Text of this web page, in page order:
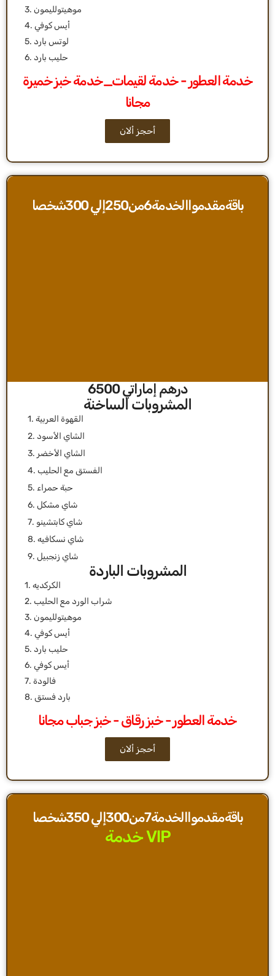
3. موهيتولليمون
4. أيس كوفي
5. لوتس بارد
6. حليب بارد
خدمة العطور - خدمة لقيمات_خدمة خبز خميرة
مجانا
أحجز ألان
باقةمقدمواالخدمة6من250إلي 300شخصا
درهم إماراتي 6500
1. القهوة العربية
2. الشاي الأسود
3. الشاي الأخضر
4. الفستق مع الحليب
5. حبة حمراء
6. شاي مشكل
7. شاي كابتشينو
8. شاي نسكافيه
9. شاي زنجبيل
المشروبات الباردة
1. الكركديه
2. شراب الورد مع الحليب
3. موهيتولليمون
4. أيس كوفي
5. حليب بارد
6. أيس كوفي
7. فالودة
8. بارد فستق
خدمة العطور - خبز رقاق - خبز جباب مجانا
أحجز ألان
باقةمقدمواالخدمة7من300إلي 350شخصا
خدمة VlP